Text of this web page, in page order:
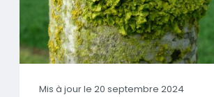
Mis à jour le 20 septembre 2024